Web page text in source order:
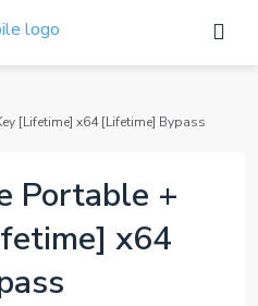
[Lifetime] x64 [Lifetime] Bypass
Portable +
x64